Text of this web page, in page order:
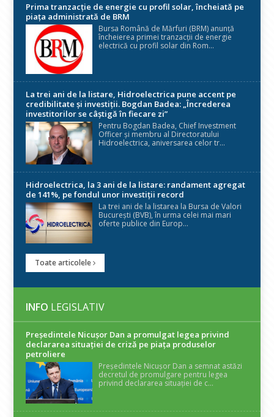
Prima tranzacție de energie cu profil solar, încheiată pe
piața administrată de BRM
Bursa Română de Mărfuri (BRM) anunță
încheierea primei tranzacții de energie
electrică cu profil solar din Rom...
La trei ani de la listare, Hidroelectrica pune accent pe
credibilitate și investiții. Bogdan Badea: „Încrederea
investitorilor se câștigă în fiecare zi”
Pentru Bogdan Badea, Chief Investment
Officer și membru al Directoratului
Hidroelectrica, aniversarea celor tr...
Hidroelectrica, la 3 ani de la listare: randament agregat
de 141%, pe fondul unor investiții record
La trei ani de la listarea la Bursa de Valori
București (BVB), în urma celei mai mari
oferte publice din Europ...
Toate articolele
INFO LEGISLATIV
Președintele Nicuşor Dan a promulgat legea privind
declararea situaţiei de criză pe piaţa produselor
petroliere
Președintele Nicușor Dan a semnat astăzi
decretul de promulgare pentru legea
privind declararea situației de c...